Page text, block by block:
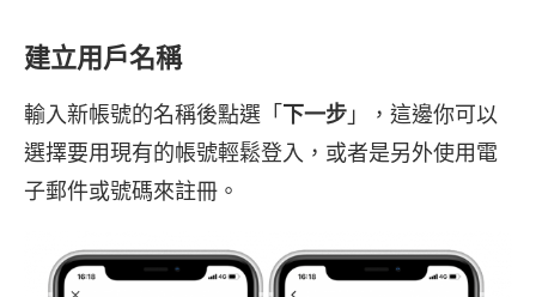
建立用戶名稱
輸入新帳號的名稱後點選「 下一步 」，這邊你可以
選擇要用現有的帳號輕鬆登入，或者是另外使用電
子郵件或號碼來註冊。